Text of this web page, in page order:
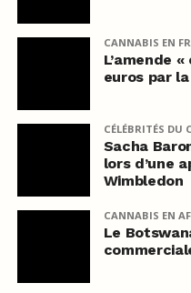
CANNABIS EN
L’amende
euros par
CÉLÉBRITÉS DU
Sacha
lors d’une
Wimbledon
CANNABIS EN
Le